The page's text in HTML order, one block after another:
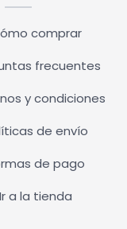
comprar
frecuentes
y condiciones
de envío
de pago
Ir a la tienda